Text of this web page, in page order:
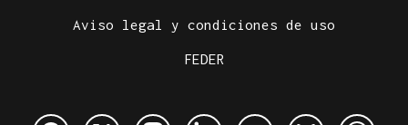
Aviso legal y condiciones de uso
FEDER